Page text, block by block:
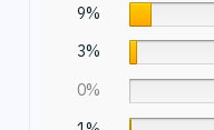
9%
3%
0%